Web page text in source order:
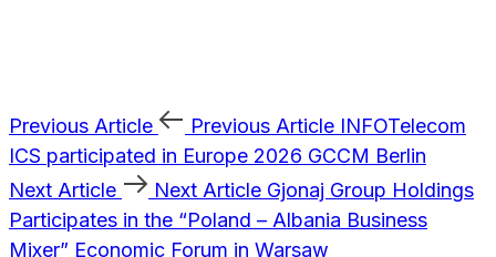
Previous Article Previous Article INFOTelecom
ICS participated in Europe 2026 GCCM Berlin
Next Article
Next Article Gjonaj Group Holdings
Participates in the “Poland – Albania Business
Mixer” Economic Forum in Warsaw